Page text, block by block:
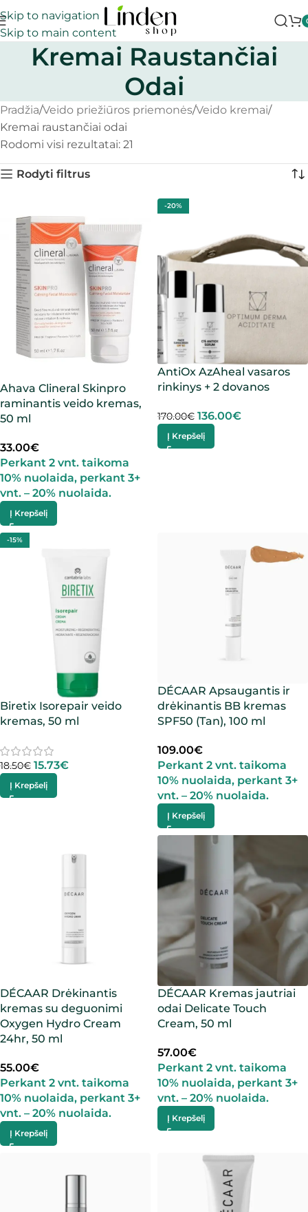
Skip to navigation
Skip to main content
Kremai Raustančiai
Odai
Pradžia Veido priežiūros priemonės Veido kremai
Kremai raustančiai odai
Rodomi visi rezultatai: 21
Rodyti filtrus
Ahava Clineral Skinpro
raminantis veido kremas,
50 ml
33.00€
Perkant 2 vnt. taikoma
10% nuolaida, perkant 3+
vnt. – 20% nuolaida.
Į Krepšelį
-20%
AntiOx AzAheal vasaros
rinkinys + 2 dovanos
170.00€ 136.00€
Į Krepšelį
-15%
Biretix Isorepair veido
kremas, 50 ml
18.50€ 15.73€
Į Krepšelį
DÉCAAR Apsaugantis ir
drėkinantis BB kremas
SPF50 (Tan), 100 ml
109.00€
Perkant 2 vnt. taikoma
10% nuolaida, perkant 3+
vnt. – 20% nuolaida.
Į Krepšelį
DÉCAAR Drėkinantis
kremas su deguonimi
Oxygen Hydro Cream
24hr, 50 ml
55.00€
Perkant 2 vnt. taikoma
10% nuolaida, perkant 3+
vnt. – 20% nuolaida.
Į Krepšelį
DÉCAAR Kremas jautriai
odai Delicate Touch
Cream, 50 ml
57.00€
Perkant 2 vnt. taikoma
10% nuolaida, perkant 3+
vnt. – 20% nuolaida.
Į Krepšelį